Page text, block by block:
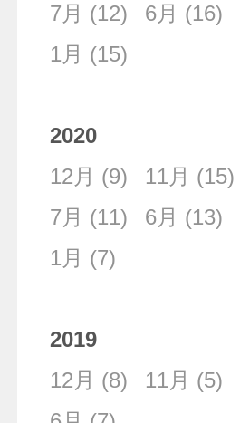
7月 (12) 6月 (16)
1月 (15)
2020
12月 (9) 11月 (15)
7月 (11) 6月 (13)
1月 (7)
2019
12月 (8) 11月 (5)